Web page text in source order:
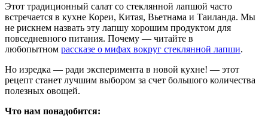
Этот традиционный салат со стеклянной лапшой часто
встречается в кухне Кореи, Китая, Вьетнама и Таиланда. Мы
не рискнем назвать эту лапшу хорошим продуктом для
повседневного питания. Почему — читайте в
любопытном рассказе о мифах вокруг стеклянной лапши.
Но изредка — ради эксперимента в новой кухне! — этот
рецепт станет лучшим выбором за счет большого количества
полезных овощей.
Что нам понадобится: